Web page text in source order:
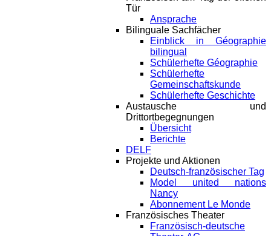
Tür
Ansprache
Bilinguale Sachfächer
Einblick in Géographie
bilingual
Schülerhefte Géographie
Schülerhefte
Gemeinschaftskunde
Schülerhefte Geschichte
Austausche und
Drittortbegegnungen
Übersicht
Berichte
DELF
Projekte und Aktionen
Deutsch-französischer Tag
Model united nations
Nancy
Abonnement Le Monde
Französisches Theater
Französisch-deutsche